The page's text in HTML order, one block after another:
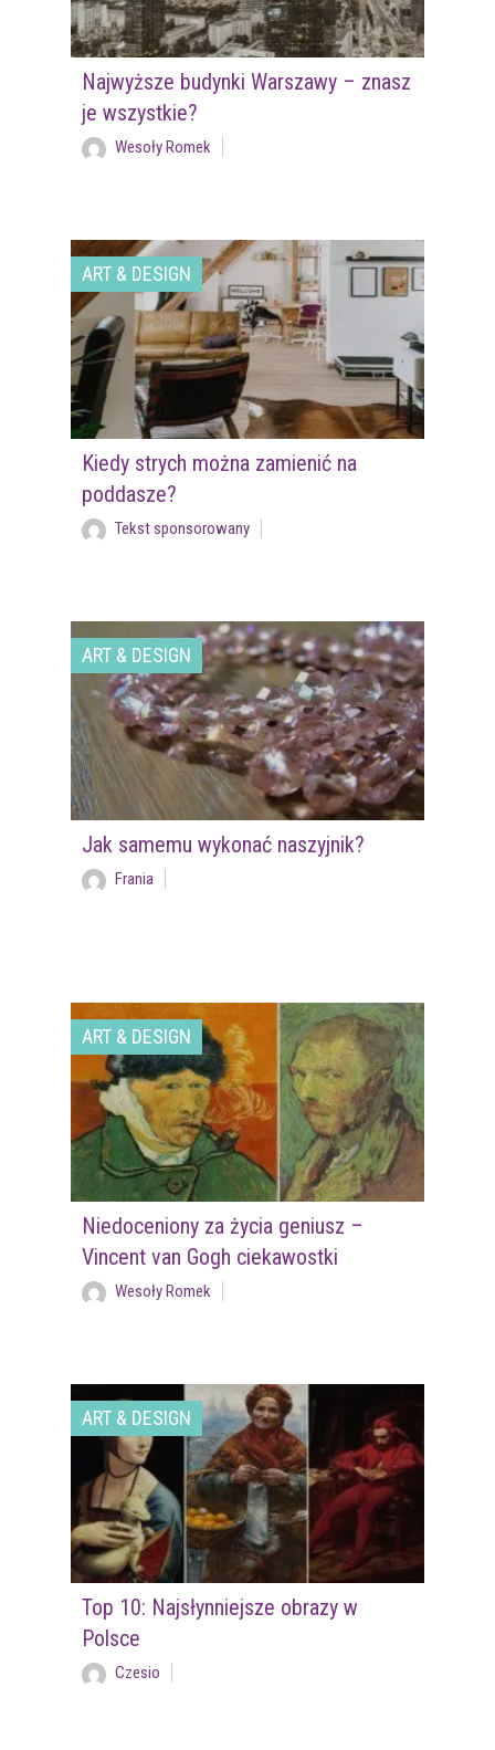
Najwyższe budynki Warszawy – znasz
je wszystkie?
Wesoły Romek
ART & DESIGN
Kiedy strych można zamienić na
poddasze?
Tekst sponsorowany
ART & DESIGN
Jak samemu wykonać naszyjnik?
Frania
ART & DESIGN
Niedoceniony za życia geniusz –
Vincent van Gogh ciekawostki
Wesoły Romek
ART & DESIGN
Top 10: Najsłynniejsze obrazy w
Polsce
Czesio